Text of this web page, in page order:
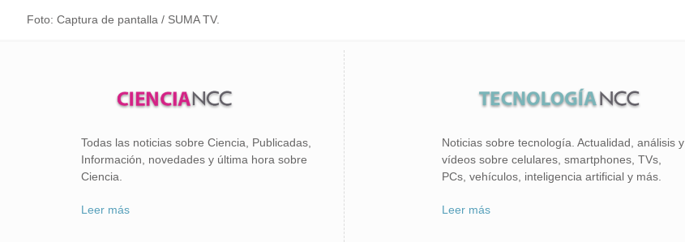
Foto: Captura de pantalla / SUMA TV.
Todas las noticias sobre Ciencia, Publicadas,
Información, novedades y última hora sobre
Ciencia.
Leer más
Noticias sobre tecnología. Actualidad, análisis y
vídeos sobre celulares, smartphones, TVs,
PCs, vehículos, inteligencia artificial y más.
Leer más